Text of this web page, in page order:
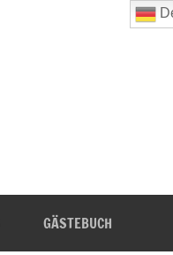
GÄSTEBUCH